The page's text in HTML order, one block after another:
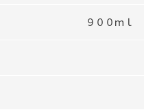
９００ｍｌ